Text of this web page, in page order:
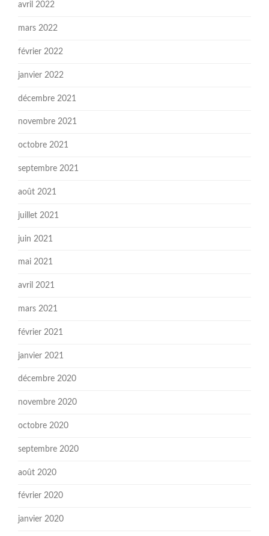
avril 2022
mars 2022
février 2022
janvier 2022
décembre 2021
novembre 2021
octobre 2021
septembre 2021
août 2021
juillet 2021
juin 2021
mai 2021
avril 2021
mars 2021
février 2021
janvier 2021
décembre 2020
novembre 2020
octobre 2020
septembre 2020
août 2020
février 2020
janvier 2020